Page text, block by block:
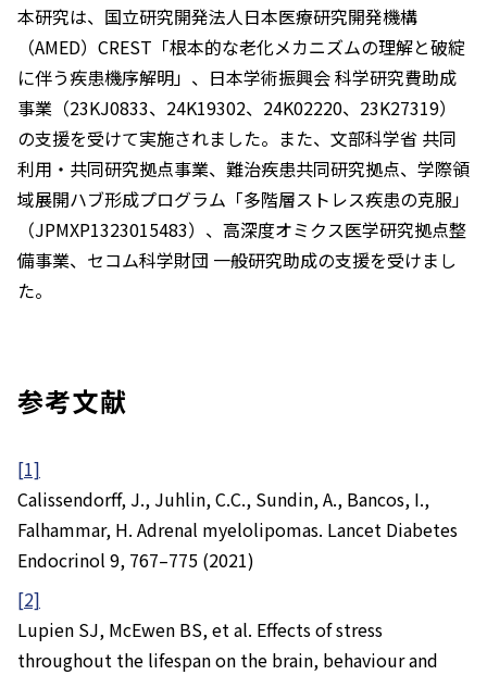
本研究は、国立研究開発法人日本医療研究開発機構
（AMED）CREST「根本的な老化メカニズムの理解と破綻
に伴う疾患機序解明」、日本学術振興会 科学研究費助成
事業（23KJ0833、24K19302、24K02220、23K27319）
の支援を受けて実施されました。また、文部科学省 共同
利用・共同研究拠点事業、難治疾患共同研究拠点、学際領
域展開ハブ形成プログラム「多階層ストレス疾患の克服」
（JPMXP1323015483）、高深度オミクス医学研究拠点整
備事業、セコム科学財団 一般研究助成の支援を受けまし
た。
参考文献
[1]
Calissendorff, J., Juhlin, C.C., Sundin, A., Bancos, I.,
Falhammar, H. Adrenal myelolipomas. Lancet Diabetes
Endocrinol 9, 767–775 (2021)
[2]
Lupien SJ, McEwen BS, et al. Effects of stress
throughout the lifespan on the brain, behaviour and